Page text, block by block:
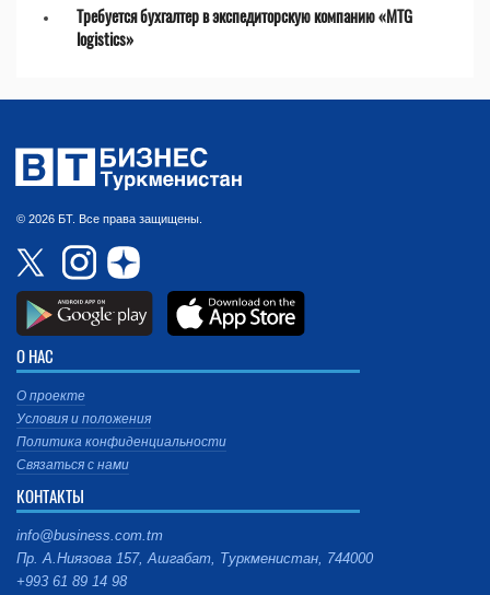
Требуется бухгалтер в экспедиторскую компанию «MTG
logistics»
© 2026 БТ. Все права защищены.
О НАС
О проекте
Условия и положения
Политика конфиденциальности
Связаться с нами
КОНТАКТЫ
info@business.com.tm
Пр. А.Ниязова 157, Ашгабат, Туркменистан, 744000
+993 61 89 14 98